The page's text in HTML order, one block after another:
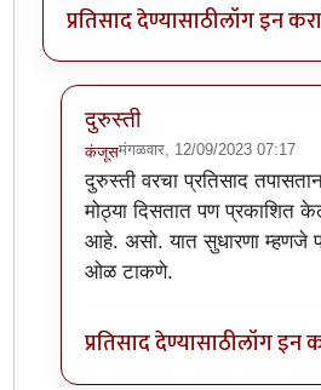
प्रतिसाद देण्यासाठीलॉग इन करा
दुरुस्ती
कंजूसमंगळवार, 12/09/2023 07:17
In reply to सुमो यांनी दिलेला
दुरुस्ती वरचा प्रतिसाद
मोठ्या दिसतात पण प्रकाशित
आहे. असो. यात सुधारणा म्हणजे
ओळ टाकणे.
प्रतिसाद देण्यासाठीलॉग इन